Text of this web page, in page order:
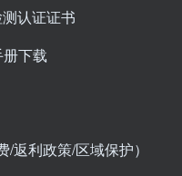
认证证书
下载
返利政策/区域保护）